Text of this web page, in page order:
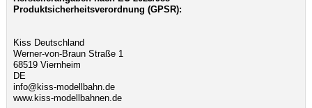
Produktsicherheitsverordnung (GPSR):
Kiss Deutschland
Werner-von-Braun Straße 1
68519 Viernheim
DE
info@kiss-modellbahn.de
www.kiss-modellbahnen.de